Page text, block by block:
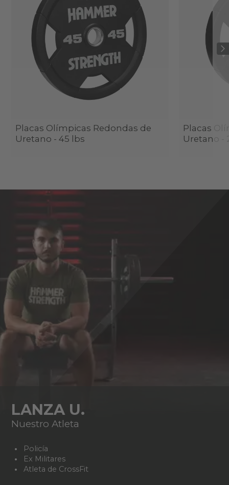
Placas Olímpicas Redondas de
Uretano - 45 lbs
Placas
Uretano -
LANZA U.
Nuestro Atleta
Policía
Ex Militares
Atleta de CrossFit